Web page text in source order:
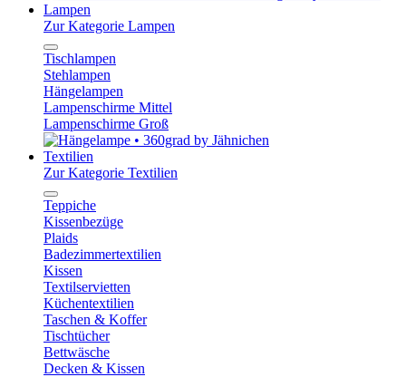
Lampen
Zur Kategorie Lampen
Tischlampen
Stehlampen
Hängelampen
Lampenschirme Mittel
Lampenschirme Groß
Textilien
Zur Kategorie Textilien
Teppiche
Kissenbezüge
Plaids
Badezimmertextilien
Kissen
Textilservietten
Küchentextilien
Taschen & Koffer
Tischtücher
Bettwäsche
Decken & Kissen